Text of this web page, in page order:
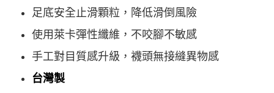
足底安全止滑顆粒，降低滑倒風險
使用萊卡彈性纖維，不咬腳不敏感
手工對目質感升級，襪頭無接縫異物感
台灣製